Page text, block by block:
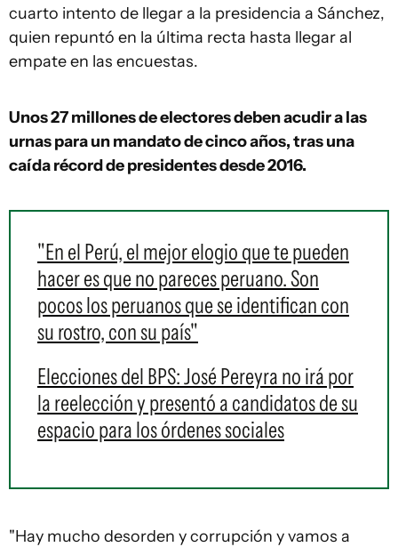
cuarto intento de llegar a la presidencia a Sánchez,
quien repuntó en la última recta hasta llegar al
empate en las encuestas.
Unos 27 millones de electores deben acudir a las
urnas para un mandato de cinco años, tras una
caída récord de presidentes desde 2016.
"En el Perú, el mejor elogio que te pueden
hacer es que no pareces peruano. Son
pocos los peruanos que se identifican con
su rostro, con su país"
Elecciones del BPS: José Pereyra no irá por
la reelección y presentó a candidatos de su
espacio para los órdenes sociales
"Hay mucho desorden y corrupción y vamos a